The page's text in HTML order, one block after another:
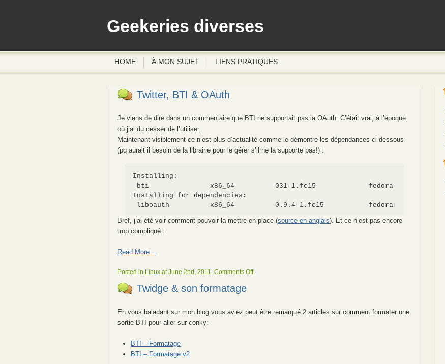
Geekeries diverses
HOME À MON SUJET LIENS PRATIQUES
Twitter, BTI & OAuth
Je viens de dire dans un commentaire que BTI ne supportait pas la OAuth. C’était vrai, à l’époque
où j’ai du cesser de l’utiliser.
Maintenant visiblement ce n’est plus d’actualité comme le démontre les dépendances ci dessous
(pq aurait il besoin de la librairie pour le gérer s’il ne la supporte pas!) :
Installing:
bti               x86_64          031-1.fc15             fedora           37
Installing for dependencies:
liboauth          x86_64          0.9.4-1.fc15           fedora           22
Bref, j’ai été voir comment pouvoir la mettre en place (source en anglais). Et ce n’est pas encore
trop compliqué :
Read More…
Posted in Linux at June 2nd, 2011.Comments Offon
OAuth
.
Twidge & son formatage
En vous baladant sur mon blog vous aviez peut être remarqué 2 articles sur comment formater une
sortie BTI pour aller sur conky:
BTI – Formatage
BTI – Formatage v2